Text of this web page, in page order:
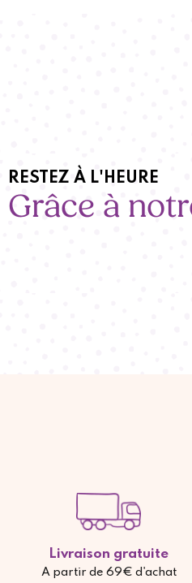
Livraison gratuite
A partir de 69€ d'achat
RESTEZ À L'HEURE
Grâce à